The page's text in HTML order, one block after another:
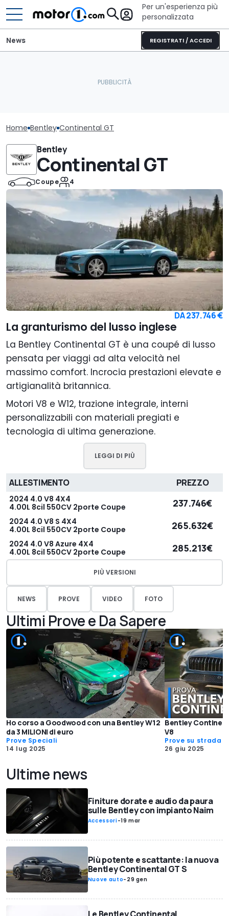
Per un'esperienza più
personalizzata
REGISTRATI / ACCEDI
News
Home Bentley Continental GT
Bentley
Continental GT
Coupe 4
DA237.746 €
La granturismo del lusso inglese
La Bentley Continental GT è una coupé di lusso
pensata per viaggi ad alta velocità nel
massimo comfort. Incrocia prestazioni elevate e
artigianalità britannica.
Motori V8 e W12, trazione integrale, interni
personalizzabili con materiali pregiati e
tecnologia di ultima generazione.
LEGGI DI PIÙ
ALLESTIMENTO PREZZO
2024 4.0 V8 4X4
4.00L 8cil 550CV 2porte Coupe
237.746€
2024 4.0 V8 S 4X4
4.00L 8cil 550CV 2porte Coupe
265.632€
2024 4.0 V8 Azure 4X4
4.00L 8cil 550CV 2porte Coupe
285.213€
PIÙ VERSIONI
NEWS PROVE VIDEO FOTO
Ultimi Prove e Da Sapere
Ho corso a Goodwood con una Bentley W12
da 3 MILIONI di euro
Prove Speciali
14 lug 2025
Bentley
V8
Prove su strada
26 giu 2025
Ultime news
Finiture dorate e audio da paura
sulle Bentley con impianto Naim
Accessori-19 mar
Più potente e scattante: la nuova
Bentley Continental GT S
Nuove auto- 29 gen